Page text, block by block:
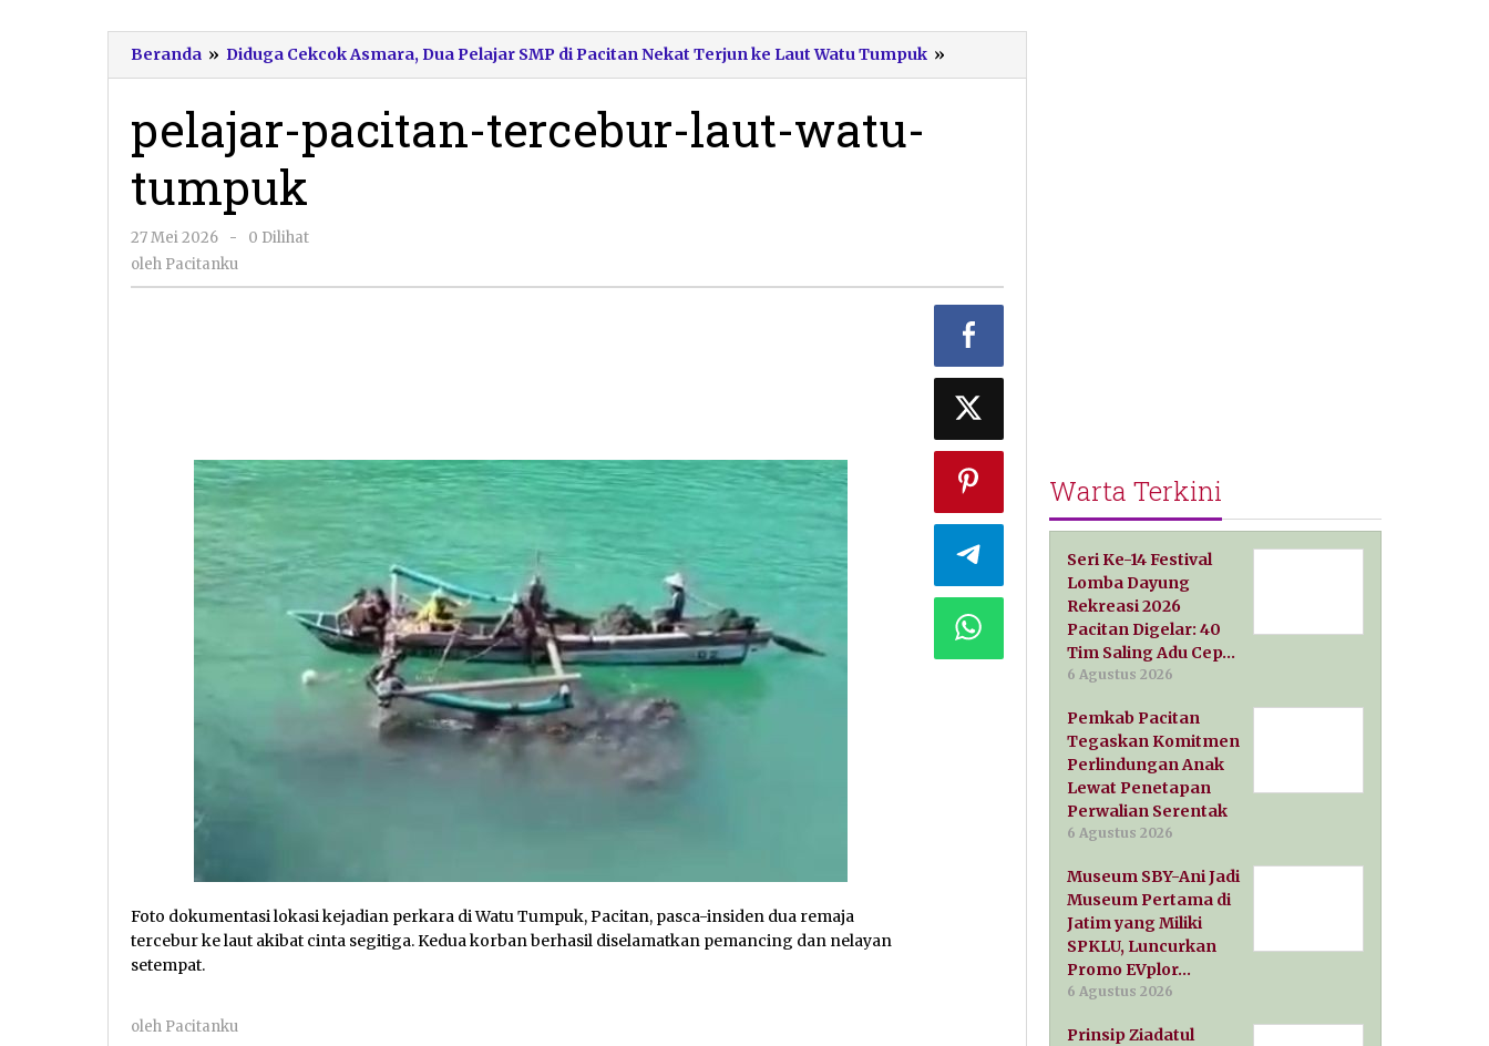
Beranda » Diduga Cekcok Asmara, Dua Pelajar SMP di Pacitan Nekat Terjun ke Laut Watu Tumpuk »
pacitan-
pelajar-pacitan-tercebur-laut-watu-
tumpuk
27 Mei 2026
oleh
Pacitanku
-
0 Dilihat
oleh Pacitanku
Foto dokumentasi lokasi kejadian perkara di Watu Tumpuk, Pacitan, pasca-insiden dua remaja
tercebur ke laut akibat cinta segitiga. Kedua korban berhasil diselamatkan pemancing dan nelayan
setempat.
oleh Pacitanku
Warta Terkini
Seri Ke-14 Festival
Lomba Dayung
Rekreasi 2026
Pacitan Digelar: 40
Tim Saling Adu Cep…
6 Agustus 2026
Pemkab Pacitan
Tegaskan Komitmen
Perlindungan Anak
Lewat Penetapan
Perwalian Serentak
6 Agustus 2026
Museum SBY-Ani Jadi
Museum Pertama di
Jatim yang Miliki
SPKLU, Luncurkan
Promo EVplor…
6 Agustus 2026
Prinsip Ziadatul